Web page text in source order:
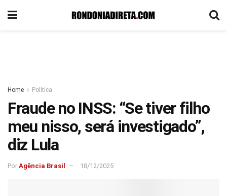
Home Política
Fraude no INSS: “Se tiver filho
meu nisso, será investigado”,
diz Lula
Por Agência Brasil 18/12/2025